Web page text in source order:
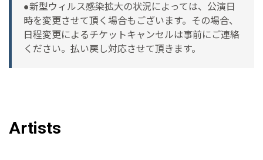
●新型ウィルス感染拡大の状況によっては、公演日
時を変更させて頂く場合もございます。その場合、
日程変更によるチケットキャンセルは事前にご連絡
ください。払い戻し対応させて頂きます。
Artists